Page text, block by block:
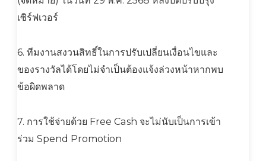
เซิร์ฟเวอร์
6. ทีมงานสงวนสิทธิ์ในการปรับเปลี่ยนเงื่อนไขและ
ของรางวัลได้โดยไม่จำเป็นต้องแจ้งล่วงหน้าหากพบ
ข้อผิดพลาด
7. การใช้จ่ายด้วย Free Cash จะไม่นับเป็นการเข้า
ร่วม Spend Promotion